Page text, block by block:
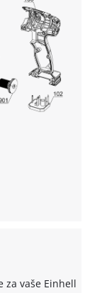
za vaše Einhell